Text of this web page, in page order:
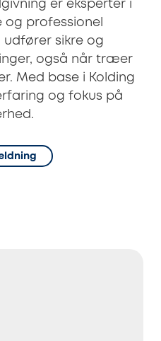
er eksperter i
professionel
sikre og
også når træer
Med base i Kolding
og fokus på